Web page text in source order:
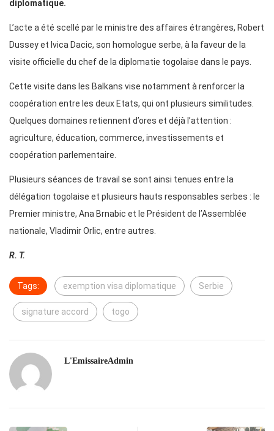
diplomatique.
L’acte a été scellé par le ministre des affaires étrangères, Robert
Dussey et Ivica Dacic, son homologue serbe, à la faveur de la
visite officielle du chef de la diplomatie togolaise dans le pays.
Cette visite dans les Balkans vise notamment à renforcer la
coopération entre les deux Etats, qui ont plusieurs similitudes.
Quelques domaines retiennent d’ores et déjà l’attention :
agriculture, éducation, commerce, investissements et
coopération parlementaire.
Plusieurs séances de travail se sont ainsi tenues entre la
délégation togolaise et plusieurs hauts responsables serbes : le
Premier ministre, Ana Brnabic et le Président de l’Assemblée
nationale, Vladimir Orlic, entre autres.
R. T.
Tags: exemption visa diplomatique Serbie
signature accord togo
L'EmissaireAdmin